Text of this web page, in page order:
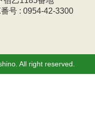
号 : 0954-42-3300
All right reserved.